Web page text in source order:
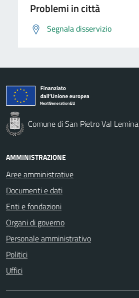
Problemi in città
Segnala disservizio
Comune di San Pietro Val Lemina
AMMINISTRAZIONE
Aree amministrative
Documenti e dati
Enti e fondazioni
Organi di governo
Personale amministrativo
Politici
Uffici